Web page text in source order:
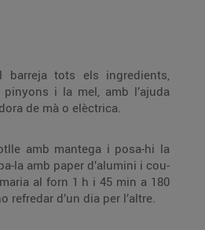
barreja tots els ingredients,
i la mel, amb l’ajuda
de mà o elèctrica.
amb mantega i posa-hi la
la amb paper d’alumini i cou-
al forn 1 h i 45 min a 180
refredar d’un dia per l’altre.